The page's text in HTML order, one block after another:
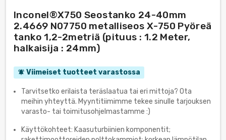
Inconel®Х750 Seostanko 24-40mm
2.4669 N07750 metalliseos Х-750 Pyöreä
tanko 1,2-2metriä (pituus : 1.2 Meter,
halkaisija : 24mm)
notifications_active Viimeiset tuotteet varastossa
Tarvitsetko erilaista teräslaatua tai eri mittoja? Ota
meihin yhteyttä. Myyntitiimimme tekee sinulle tarjouksen
varasto- tai toimitusohjelmastamme :)
Käyttökohteet: Kaasuturbiinien komponentit;